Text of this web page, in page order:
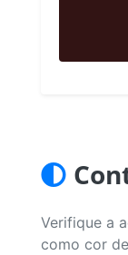
Verifique a
como cor